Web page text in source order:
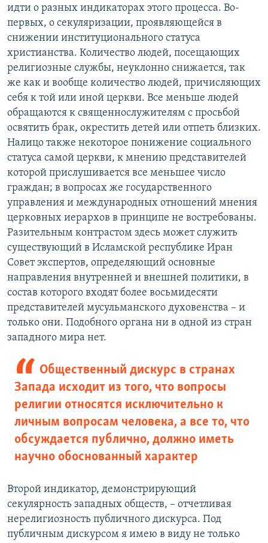
идти о разных индикаторах этого процесса. Во-
первых, о секуляризации, проявляющейся в
снижении институционального статуса
христианства. Количество людей, посещающих
религиозные службы, неуклонно снижается, так
же как и вообще количество людей, причисляющих
себя к той или иной церкви. Все меньше людей
обращаются к священнослужителям с просьбой
освятить брак, окрестить детей или отпеть близких.
Налицо также некоторое понижение социального
статуса самой церкви, к мнению представителей
которой прислушивается все меньшее число
граждан; в вопросах же государственного
управления и международных отношений мнения
церковных иерархов в принципе не востребованы.
Разительным контрастом здесь может служить
существующий в Исламской республике Иран
Совет экспертов, определяющий основные
направления внутренней и внешней политики, в
состав которого входят более восьмидесяти
представителей мусульманского духовенства – и
только они. Подобного органа ни в одной из стран
западного мира нет.
Общественный дискурс в странах
Запада исходит из того, что вопросы
религии относятся исключительно к
личным вопросам человека, а все то, что
обсуждается публично, должно иметь
научно обоснованный характер
Второй индикатор, демонстрирующий
секулярность западных обществ, – отчетливая
нерелигиозность публичного дискурса. Под
публичным дискурсом я имею в виду не только